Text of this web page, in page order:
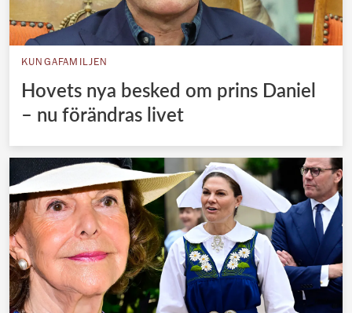
KUNGAFAMILJEN
Hovets nya besked om prins Daniel
– nu förändras livet